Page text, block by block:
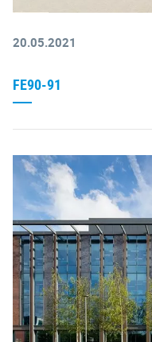
20.05.2021
FE90-91